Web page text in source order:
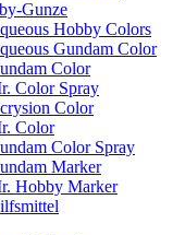
Gunze
Hobby Colors
Gundam Color
Color
Color Spray
Color
Color
Color Spray
Marker
Hobby Marker